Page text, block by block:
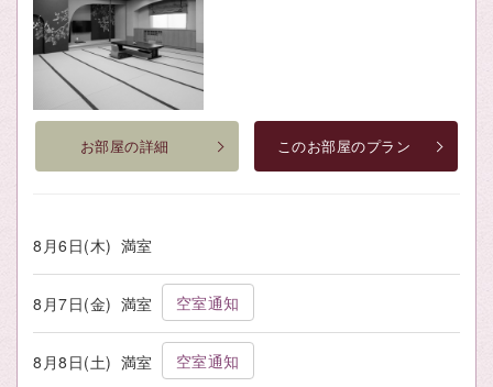
お部屋の詳細 このお部屋のプラン
8月6日(木) 満室
8月7日(金) 満室 空室通知
8月8日(土) 満室 空室通知